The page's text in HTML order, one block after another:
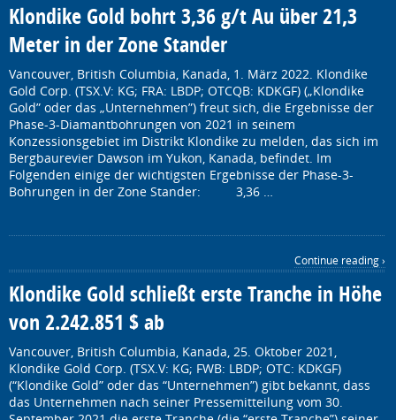
Klondike Gold bohrt 3,36 g/t Au über 21,3
Meter in der Zone Stander
Vancouver, British Columbia, Kanada, 1. März 2022. Klondike
Gold Corp. (TSX.V: KG; FRA: LBDP; OTCQB: KDKGF) („Klondike
Gold” oder das „Unternehmen”) freut sich, die Ergebnisse der
Phase-3-Diamantbohrungen von 2021 in seinem
Konzessionsgebiet im Distrikt Klondike zu melden, das sich im
Bergbaurevier Dawson im Yukon, Kanada, befindet. Im
Folgenden einige der wichtigsten Ergebnisse der Phase-3-
Bohrungen in der Zone Stander: 3,36 …
Continue reading ›
Klondike Gold schließt erste Tranche in Höhe
von 2.242.851 $ ab
Vancouver, British Columbia, Kanada, 25. Oktober 2021,
Klondike Gold Corp. (TSX.V: KG; FWB: LBDP; OTC: KDKGF)
(“Klondike Gold” oder das “Unternehmen”) gibt bekannt, dass
das Unternehmen nach seiner Pressemitteilung vom 30.